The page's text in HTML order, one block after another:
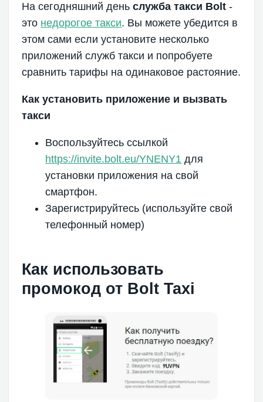
На сегодняшний деньслужба такси Bolt -
это недорогое такси. Вы можете убедится в
этом сами если установите несколько
приложений служб такси и попробуете
сравнить тарифы на одинаковое растояние.
Как установить приложение и вызвать
такси
Воспользуйтесь ссылкой
https://invite.bolt.eu/YNENY1 для
установки приложения на свой
смартфон.
Зарегистрируйтесь (используйте свой
телефонный номер)
Как использовать
промокод от Bolt Taxi